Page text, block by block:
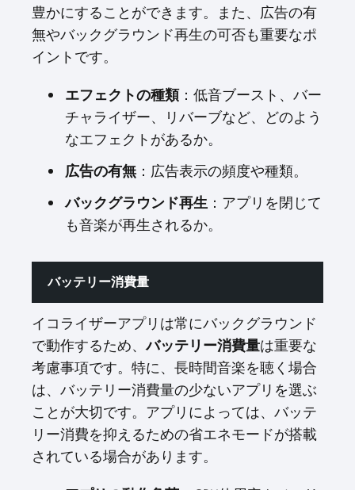
豊かにすることができます。また、広告の有
無やバックグラウンド再生の可否も重要なポ
イントです。
エフェクトの種類：低音ブースト、バー
チャライザー、リバーブなど、どのよう
なエフェクトがあるか。
広告の有無 ：広告表示の頻度や種類。
バックグラウンド再生 ：アプリを閉じて
も音楽が再生されるか。
バッテリー消費量
イコライザーアプリは常にバックグラウンド
で動作するため、バッテリー消費量は重要な
考慮事項です。特に、長時間音楽を聴く場合
は、バッテリー消費量の少ないアプリを選ぶ
ことが大切です。アプリによっては、バッテ
リー消費を抑えるための省エネモードが搭載
されている場合があります。